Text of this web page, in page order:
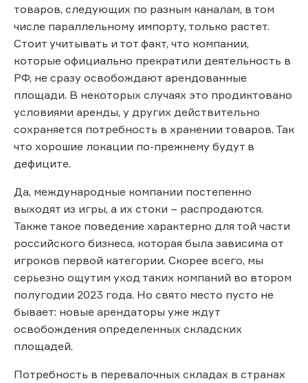
товаров, следующих по разным каналам, в том
числе параллельному импорту, только растет.
Стоит учитывать и тот факт, что компании,
которые официально прекратили деятельность в
РФ, не сразу освобождают арендованные
площади. В некоторых случаях это продиктовано
условиями аренды, у других действительно
сохраняется потребность в хранении товаров. Так
что хорошие локации по-прежнему будут в
дефиците.
Да, международные компании постепенно
выходят из игры, а их стоки – распродаются.
Также такое поведение характерно для той части
российского бизнеса, которая была зависима от
игроков первой категории. Скорее всего, мы
серьезно ощутим уход таких компаний во втором
полугодии 2023 года. Но свято место пусто не
бывает: новые арендаторы уже ждут
освобождения определенных складских
площадей.
Потребность в перевалочных складах в странах